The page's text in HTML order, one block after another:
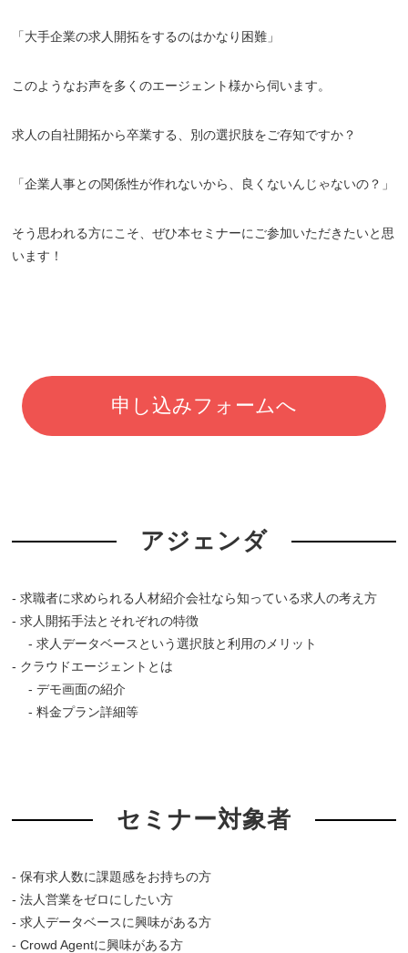
「大手企業の求人開拓をするのはかなり困難」
このようなお声を多くのエージェント様から伺います。
求人の自社開拓から卒業する、別の選択肢をご存知ですか？
「企業人事との関係性が作れないから、良くないんじゃないの？」
そう思われる方にこそ、ぜひ本セミナーにご参加いただきたいと思
います！
申し込みフォームへ
アジェンダ
- 求職者に求められる人材紹介会社なら知っている求人の考え方
- 求人開拓手法とそれぞれの特徴
- 求人データベースという選択肢と利用のメリット
- クラウドエージェントとは
- デモ画面の紹介
- 料金プラン詳細等
セミナー対象者
- 保有求人数に課題感をお持ちの方
- 法人営業をゼロにしたい方
- 求人データベースに興味がある方
- Crowd Agentに興味がある方